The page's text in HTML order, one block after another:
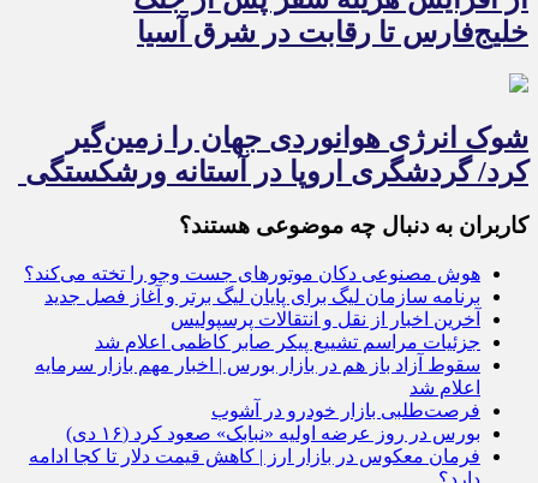
خلیج‌فارس تا رقابت در شرق آسیا
شوک انرژی هوانوردی جهان را زمین‌گیر
کرد/ گردشگری اروپا در آستانه ورشکستگی
کاربران به دنبال چه موضوعی هستند؟
هوش مصنوعی دکان موتورهای جست وجو را تخته می‌کند؟
برنامه سازمان لیگ برای پایان لیگ برتر و آغاز فصل جدید
آخرین اخبار از نقل و انتقالات پرسپولیس
جزئیات مراسم تشییع پیکر صابر کاظمی اعلام شد
سقوط آزاد باز هم در بازار بورس | اخبار مهم بازار سرمایه
اعلام شد
فرصت‌طلبی بازار خودرو در آشوب
بورس در روز عرضه اولیه «نبابک» صعود کرد (۱۶ دی)
فرمان معکوس در بازار ارز | کاهش قیمت دلار تا کجا ادامه
دارد؟